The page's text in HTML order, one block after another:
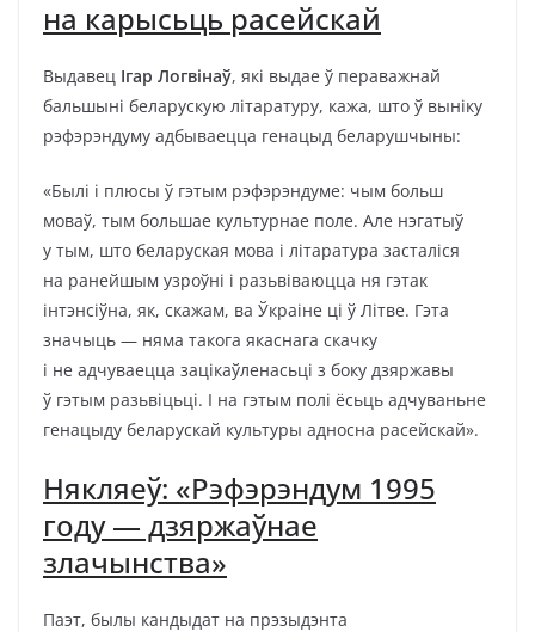
на карысьць расейскай
Выдавец Ігар Логвінаў, які выдае ў пераважнай
бальшыні беларускую літаратуру, кажа, што ў выніку
рэфэрэндуму адбываецца генацыд беларушчыны:
«Былі і плюсы ў гэтым рэфэрэндуме: чым больш
моваў, тым большае культурнае поле. Але нэгатыў
у тым, што беларуская мова і літаратура засталіся
на ранейшым узроўні і разьвіваюцца ня гэтак
інтэнсіўна, як, скажам, ва Ўкраіне ці ў Літве. Гэта
значыць — няма такога якаснага скачку
і не адчуваецца зацікаўленасьці з боку дзяржавы
ў гэтым разьвіцьці. І на гэтым полі ёсьць адчуваньне
генацыду беларускай культуры адносна расейскай».
Някляеў: «Рэфэрэндум 1995
году — дзяржаўнае
злачынства»
Паэт, былы кандыдат на прэзыдэнта